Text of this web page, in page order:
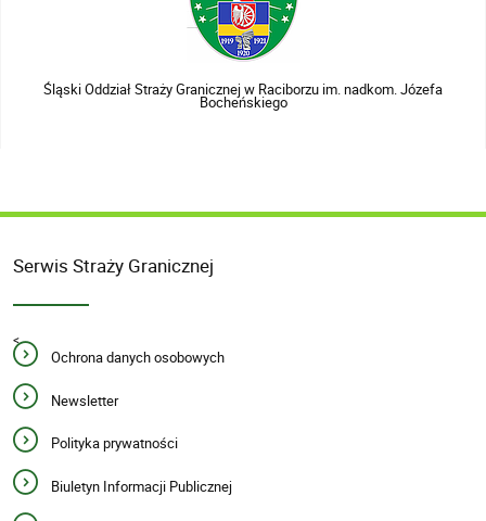
Śląski Oddział Straży Granicznej w Raciborzu im. nadkom. Józefa
Bocheńskiego
Serwis Straży Granicznej
<
Ochrona danych osobowych
Newsletter
Polityka prywatności
Biuletyn Informacji Publicznej